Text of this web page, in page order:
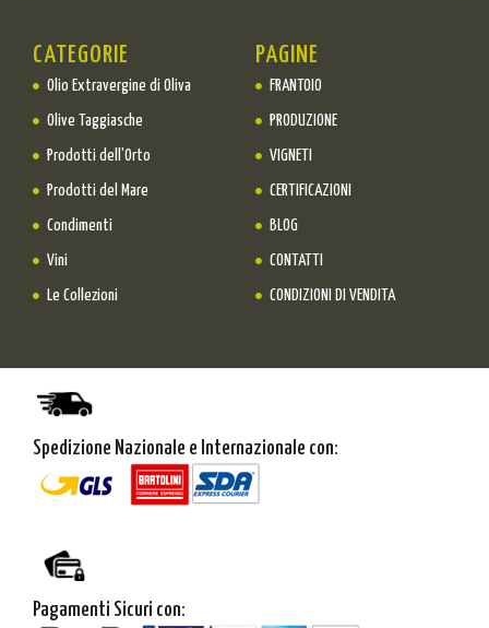
CATEGORIE
Olio Extravergine di Oliva
Olive Taggiasche
Prodotti dell'Orto
Prodotti del Mare
Condimenti
Vini
Le Collezioni
PAGINE
FRANTOIO
PRODUZIONE
VIGNETI
CERTIFICAZIONI
BLOG
CONTATTI
CONDIZIONI DI VENDITA
Spedizione Nazionale e Internazionale con:
Pagamenti Sicuri con: